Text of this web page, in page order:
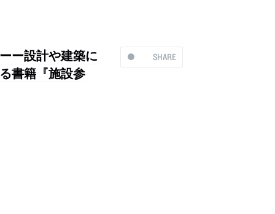
SHARE
ー設計や建築に
書籍『施設参